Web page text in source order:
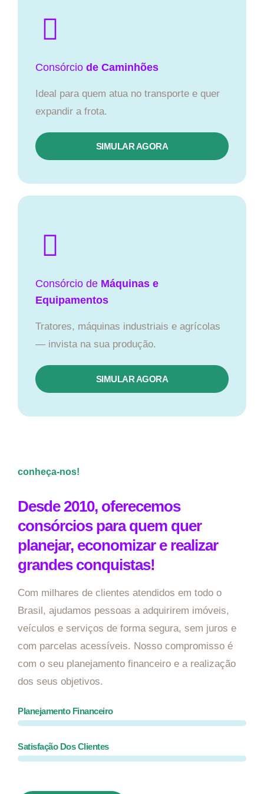
Consórcio de Caminhões
Ideal para quem atua no transporte e quer
expandir a frota.
SIMULAR AGORA
Consórcio de Máquinas e
Equipamentos
Tratores, máquinas industriais e agrícolas
— invista na sua produção.
SIMULAR AGORA
conheça-nos!
Desde 2010, oferecemos
consórcios para quem quer
planejar, economizar e realizar
grandes conquistas!
Com milhares de clientes atendidos em todo o
Brasil, ajudamos pessoas a adquirirem imóveis,
veículos e serviços de forma segura, sem juros e
com parcelas acessíveis. Nosso compromisso é
com o seu planejamento financeiro e a realização
dos seus objetivos.
Planejamento Financeiro
Satisfação Dos Clientes